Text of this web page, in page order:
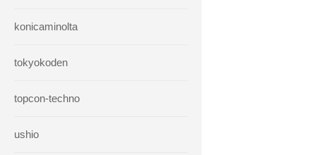
konicaminolta
tokyokoden
topcon-techno
ushio